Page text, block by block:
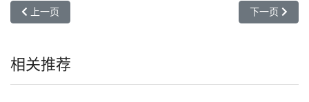
上一篇文章: 抗渗氧PE-Xc管五层
上一页 下一篇文章:
下一页
相关推荐